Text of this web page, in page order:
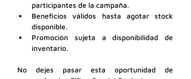
participantes de la campaña.
Beneficios válidos hasta agotar stock
disponible.
Promoción sujeta a disponibilidad de
inventario.
No dejes pasar esta oportunidad de